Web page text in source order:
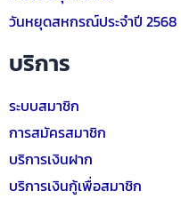
วันหยุดสหกรณ์ประจำปี 2568
บริการ
ระบบสมาชิก
การสมัครสมาชิก
บริการเงินฝาก
บริการเงินกู้เพื่อสมาชิก